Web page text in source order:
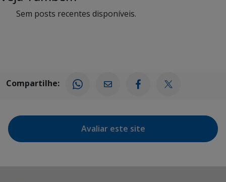
Sem posts recentes disponíveis.
Compartilhe:
Avaliar este site